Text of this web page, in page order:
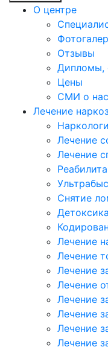
О центре
Отзывы
Дипломы,
Цены
СМИ о нас
Лечение
Лечение
Лечение
Снятие
Лечение
Лечение
Лечение
Лечение
Лечение
Лечение
Лечение
Лечение